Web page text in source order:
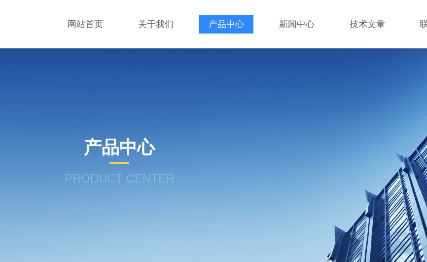
网站首页 关于我们 产品中心 新闻中心 技术文章
产品中心
PRODUCT CENTER